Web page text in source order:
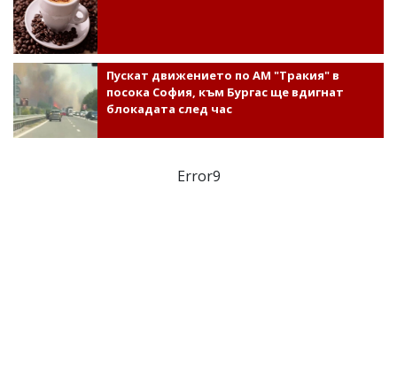
Пускат движението по АМ "Тракия" в
посока София, към Бургас ще вдигнат
блокадата след час
Error9